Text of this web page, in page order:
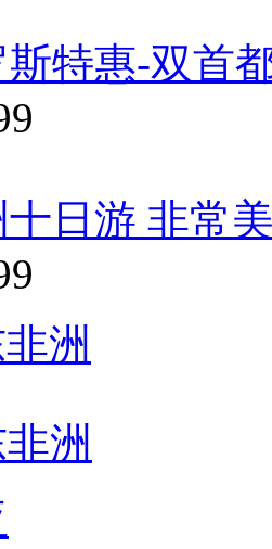
特惠-双首
十日游 非常
洲
洲